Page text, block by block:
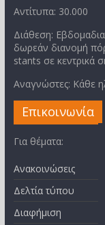
Αντίτυπα: 30.000
Διάθεση:
δωρεάν διανομή
stants σε κεντρικά
Αναγνώστες: Κάθε
Επικοινωνία
Για θέματα:
Ανακοινώσεις
Δελτία τύπου
Διαφήμιση